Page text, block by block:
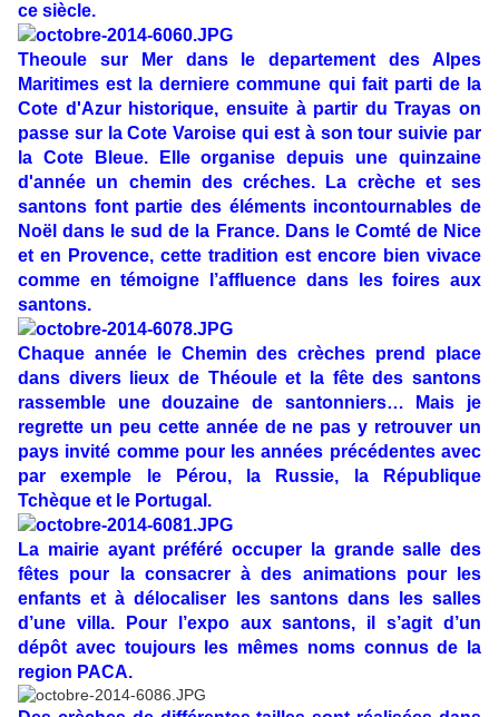
ce siècle.
Theoule sur Mer dans le departement des Alpes
Maritimes est la derniere commune qui fait parti de la
Cote d'Azur historique, ensuite à partir du Trayas on
passe sur la Cote Varoise qui est à son tour suivie par
la Cote Bleue. Elle organise depuis une quinzaine
d'année un chemin des créches. La crèche et ses
santons font partie des éléments incontournables de
Noël dans le sud de la France. Dans le Comté de Nice
et en Provence, cette tradition est encore bien vivace
comme en témoigne l’affluence dans les foires aux
santons.
Chaque année le Chemin des crèches prend place
dans divers lieux de Théoule et la fête des santons
rassemble une douzaine de santonniers… Mais je
regrette un peu cette année de ne pas y retrouver un
pays invité comme pour les années précédentes avec
par exemple le Pérou, la Russie, la République
Tchèque et le Portugal.
La mairie ayant préféré occuper la grande salle des
fêtes pour la consacrer à des animations pour les
enfants et à délocaliser les santons dans les salles
d’une villa. Pour l’expo aux santons, il s’agit d’un
dépôt avec toujours les mêmes noms connus de la
region PACA.